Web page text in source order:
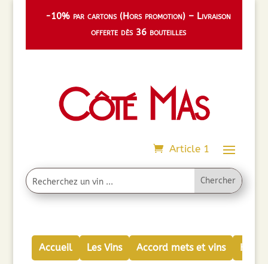
-10% par cartons (Hors promotion) – Livraison
offerte dès 36 bouteilles
Article 1
Accueil Les Vins Accord mets et vins